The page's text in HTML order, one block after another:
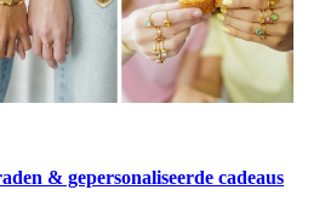
& gepersonaliseerde cadeaus